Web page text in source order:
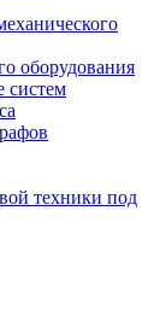
оборудования
систем
техники под